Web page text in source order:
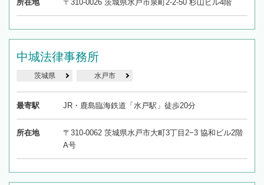
所在地 〒310-0026 茨城県水戸市泉町2-2-50 杉山ビル4階
中城法律事務所
茨城県 水戸市
最寄駅 JR・鹿島臨海鉄道「水戸駅」徒歩20分
所在地
〒310-0062 茨城県水戸市大町3丁目2−3 協和ビル2階
A号